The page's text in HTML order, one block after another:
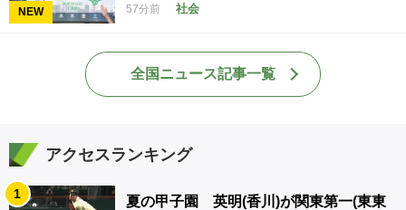
NEW 57分前 社会
全国ニュース記事一覧
アクセスランキング
1
夏の甲子園 英明(香川)が関東第一(東東